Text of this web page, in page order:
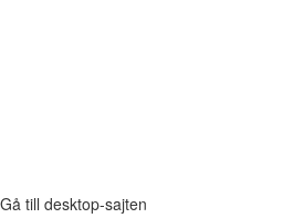
Gå till desktop-sajten